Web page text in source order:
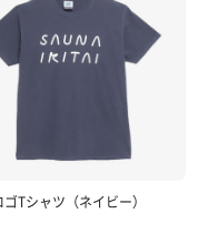
Tシャツ（ネイビー）